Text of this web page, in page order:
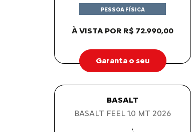
À VISTA POR R$ 72.990,00
PESSOA FÍSICA
Garanta o seu
BASALT
BASALT FEEL 1.0 MT 2026